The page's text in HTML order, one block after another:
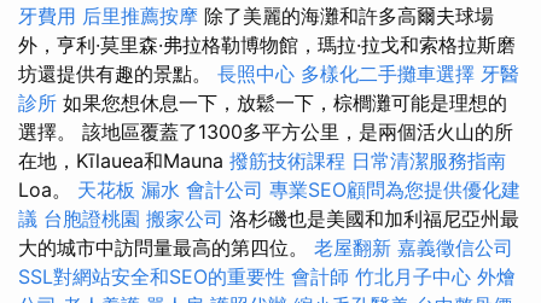
牙費用 后里推薦按摩 除了美麗的海灘和許多高爾夫球場
外，亨利·莫里森·弗拉格勒博物館，瑪拉·拉戈和索格拉斯磨
坊還提供有趣的景點。 長照中心 多樣化二手攤車選擇 牙醫
診所 如果您想休息一下，放鬆一下，棕櫚灘可能是理想的
選擇。 該地區覆蓋了1300多平方公里，是兩個活火山的所
在地，Kīlauea和Mauna 撥筋技術課程 日常清潔服務指南
Loa。 天花板 漏水 會計公司 專業SEO顧問為您提供優化建
議 台胞證桃園 搬家公司 洛杉磯也是美國和加利福尼亞州最
大的城市中訪問量最高的第四位。 老屋翻新 嘉義徵信公司
SSL對網站安全和SEO的重要性 會計師 竹北月子中心 外燴